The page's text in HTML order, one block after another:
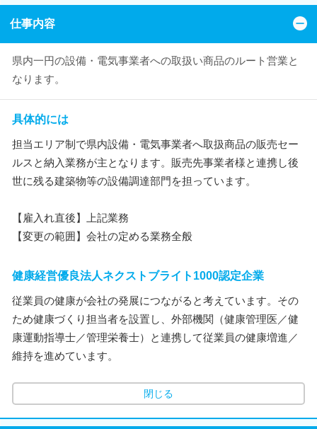
仕事内容
県内一円の設備・電気事業者への取扱い商品のルート営業と
なります。
具体的には
担当エリア制で県内設備・電気事業者へ取扱商品の販売セー
ルスと納入業務が主となります。販売先事業者様と連携し後
世に残る建築物等の設備調達部門を担っています。
【雇入れ直後】上記業務
【変更の範囲】会社の定める業務全般
健康経営優良法人ネクストブライト1000認定企業
従業員の健康が会社の発展につながると考えています。その
ため健康づくり担当者を設置し、外部機関（健康管理医／健
康運動指導士／管理栄養士）と連携して従業員の健康増進／
維持を進めています。
閉じる